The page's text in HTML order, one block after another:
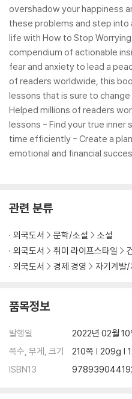
overshadow your happiness
these problems and step into
life with How to Stop
compendium of actionable
fear and anxiety to lead a
of readers worldwide, this
lessons that is sure to
Helped millions of readers
lessons - Find your true inner
time efficiently - Create a
emotional and financial
관련 분류
외국도서 문학/소설
소설
외국도서
취미 라이프스타일
외국도서
경제 경영 자기계발/
품목정보
발행일
2022년 02월 10
쪽수, 무게, 크기
210쪽 | 209g |
ISBN13